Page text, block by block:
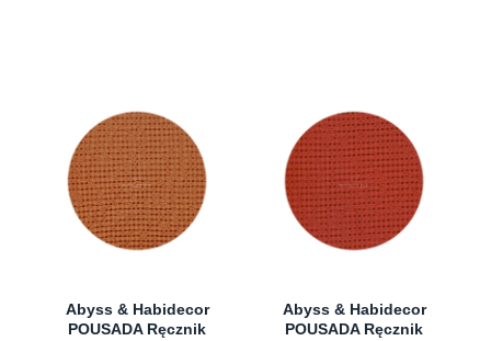
do koszyka do koszyka
Abyss & Habidecor
POUSADA Ręcznik
Abyss & Habidecor
POUSADA Ręcznik